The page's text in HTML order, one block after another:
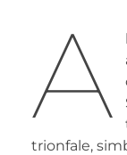
A
trionfale,